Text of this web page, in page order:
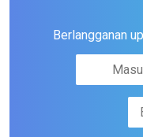
Berlangganan